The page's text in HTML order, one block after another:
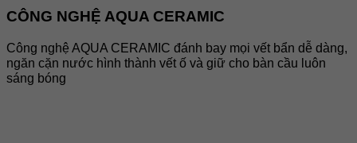
CÔNG NGHỆ AQUA CERAMIC
Công nghệ AQUA CERAMIC đánh bay mọi vết bẩn dễ dàng,
ngăn cặn nước hình thành vết ố và giữ cho bàn cầu luôn
sáng bóng